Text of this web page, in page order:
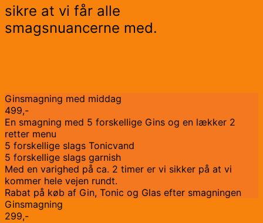
sikre at vi får alle
smagsnuancerne med.
Ginsmagning med middag
499,-
En smagning med 5 forskellige Gins og en lækker 2
retter menu
5 forskellige slags Tonicvand
5 forskellige slags garnish
Med en varighed på ca. 2 timer er vi sikker på at vi
kommer hele vejen rundt.
Rabat på køb af Gin, Tonic og Glas efter smagningen
Ginsmagning
299,-